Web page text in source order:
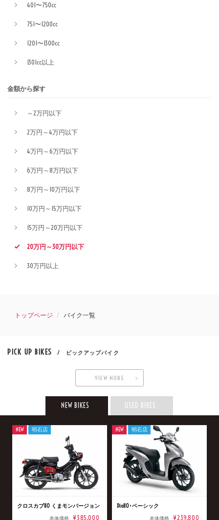
401〜750cc
751〜1200cc
1201〜1300cc
1301cc以上
金額から探す
～2万円以下
2万円～4万円以下
4万円～6万円以下
6万円～8万円以下
8万円～10万円以下
10万円～15万円以下
15万円～20万円以下
20万円～30万円以下
30万円以上
トップページ バイク一覧
PICK UP BIKES / ピックアップバイク
VIEW MORE
NEW BIKES USED BIKES
クロスカブ110 くまモンバージョン
本体価格 ¥385,000
NEW 明石店
Dio110･ベーシック
本体価格 ¥239,800
NEW 明石店